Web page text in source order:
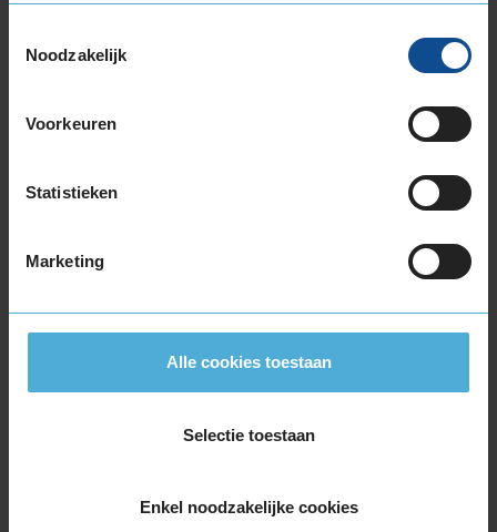
Noodzakelijk
Voorkeuren
Statistieken
Marketing
Alle cookies toestaan
Selectie toestaan
Enkel noodzakelijke cookies
225/45R17 94V EXTRALOAD
225/50R17 98V EXTRALOAD
225/60R17 103H EXTRALOAD
235/45R17 97V EXTRALOAD
235/65R17 108H EXTRALOAD